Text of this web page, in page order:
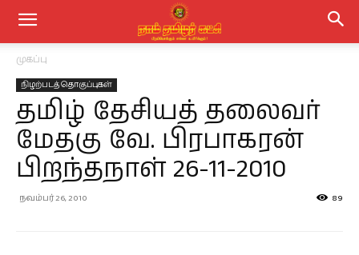
முகப்பு
நிழற்படத் தொகுப்புகள்
தமிழ் தேசியத் தலைவர்
மேதகு வே. பிரபாகரன்
பிறந்தநாள் 26-11-2010
நவம்பர் 26, 2010 89